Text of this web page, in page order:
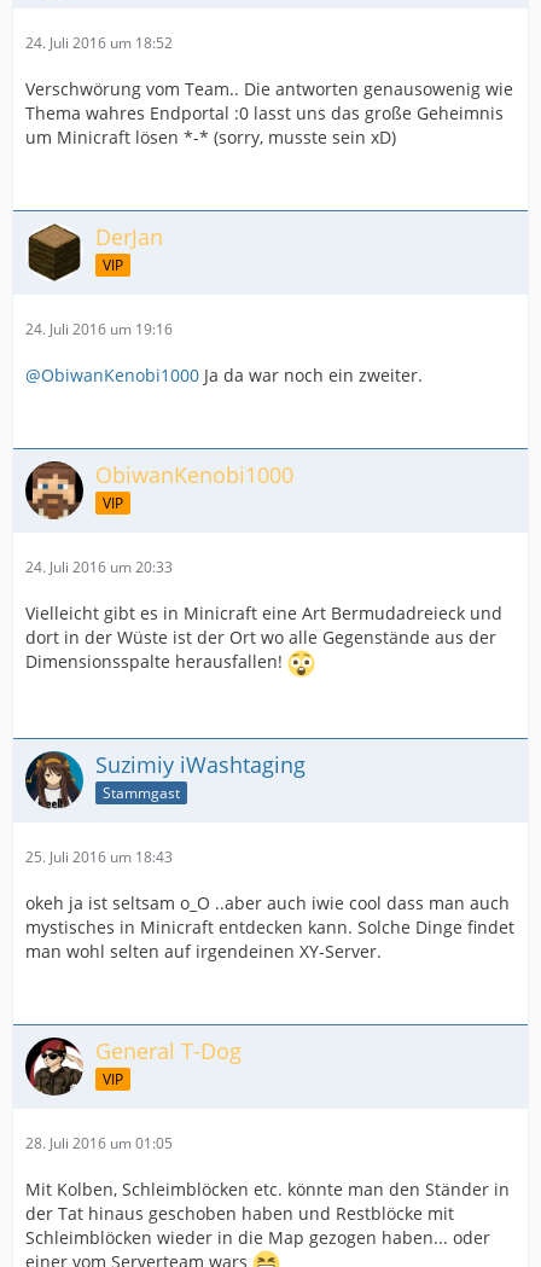
24. Juli 2016 um 18:52
Verschwörung vom Team.. Die antworten genausowenig wie
Thema wahres Endportal :0 lasst uns das große Geheimnis
um Minicraft lösen *-* (sorry, musste sein xD)
DerJan
VIP
24. Juli 2016 um 19:16
@ObiwanKenobi1000 Ja da war noch ein zweiter.
ObiwanKenobi1000
VIP
24. Juli 2016 um 20:33
Vielleicht gibt es in Minicraft eine Art Bermudadreieck und
dort in der Wüste ist der Ort wo alle Gegenstände aus der
Dimensionsspalte herausfallen!
Suzimiy iWashtaging
Stammgast
25. Juli 2016 um 18:43
okeh ja ist seltsam o_O ..aber auch iwie cool dass man auch
mystisches in Minicraft entdecken kann. Solche Dinge findet
man wohl selten auf irgendeinen XY-Server.
General T-Dog
VIP
28. Juli 2016 um 01:05
Mit Kolben, Schleimblöcken etc. könnte man den Ständer in
der Tat hinaus geschoben haben und Restblöcke mit
Schleimblöcken wieder in die Map gezogen haben... oder
einer vom Serverteam wars